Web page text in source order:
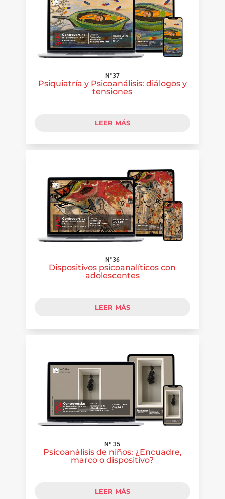
N°37
Psiquiatría y Psicoanálisis: diálogos y
tensiones
LEER MÁS
N°36
Dispositivos psicoanalíticos con
adolescentes
LEER MÁS
Nº 35
Psicoanálisis de niños: ¿Encuadre,
marco o dispositivo?
LEER MÁS